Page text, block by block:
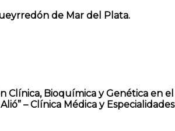
de Mar del Plata.
Clínica, Bioquímica y Genética en el
– Clínica Médica y Especialidades